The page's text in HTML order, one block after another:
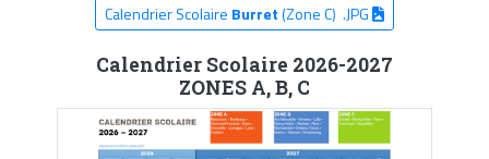
Calendrier Scolaire Burret(Zone C) .JPG
Calendrier Scolaire 2026-2027
ZONES A, B, C